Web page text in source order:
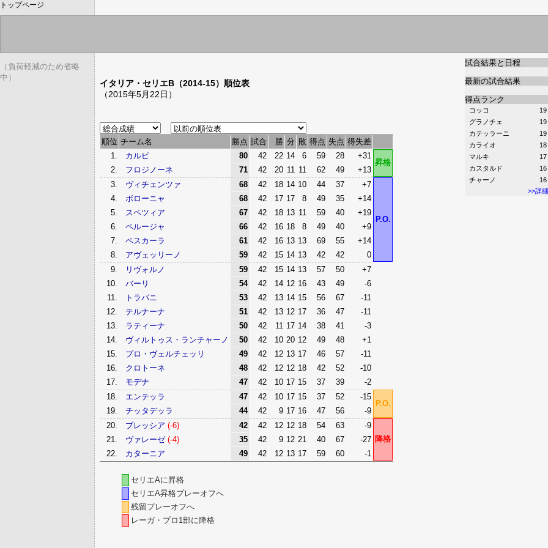
トップページ
（負荷軽減のため省略
中）
試合結果と日程
最新の試合結果
得点ランク
>>詳細
コッコ
19
グラノチェ
19
カテッラーニ
19
カライオ
18
マルキ
17
カスタルド
16
チャーノ
16
イタリア・セリエB（2014-15）順位表
（2015年5月22日）
順位 チーム名 勝点 試合 勝 分 敗 得点 失点 得失差
1.
カルピ 80 42 22 14 6 59 28 +31
昇格
2.
フロジノーネ 71 42 20 11 11 62 49
+13
3.
ヴィチェンツァ 68 42 18 14 10 44 37 +7
P.O.
4. ボローニャ 68 42 17 17 8 49 35
+14
5.
スペツィア 67 42 18 13 11 59 40
+19
6.
ペルージャ 66 42 16 18 8 49 40
+9
7.
ペスカーラ 61 42 16 13 13 69 55
+14
8.
アヴェッリーノ 59 42 15 14 13 42 42
0
9.
リヴォルノ 59 42 15 14 13 57 50
+7
10.
バーリ 54 42 14 12 16 43 49
-6
11.
トラパニ 53 42 13 14 15 56 67
-11
12.
テルナーナ 51 42 13 12 17 36 47
-11
13.
ラティーナ 50 42 11 17 14 38 41
-3
14.
ヴィルトゥス・ランチャーノ 50 42 10 20 12 49 48
+1
15.
プロ・ヴェルチェッリ 49 42 12 13 17 46 57
-11
16.
クロトーネ 48 42 12 12 18 42 52
-10
17.
モデナ 47 42 10 17 15 37 39
-2
18.
エンテッラ 47 42 10 17 15 37 52 -15
P.O.
19.
チッタデッラ 44 42 9 17 16 47 56
-9
20.
ブレッシア (-6) 42 42 12 12 18 54 63
-9
降格
21. ヴァレーゼ (-4) 35 42 9 12 21 40 67
-27
22.
カターニア 49 42 12 13 17 59 60 -1
セリエAに昇格
セリエA昇格プレーオフへ
残留プレーオフへ
レーガ・プロ1部に降格